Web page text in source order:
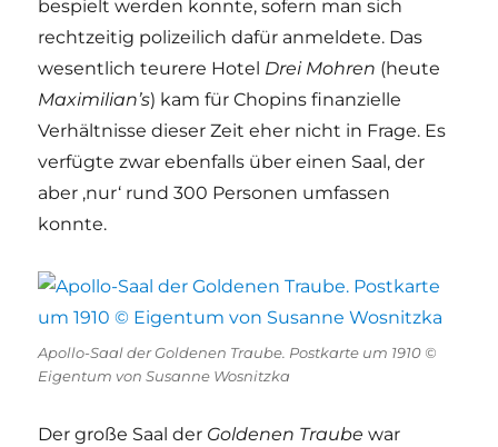
bespielt werden konnte, sofern man sich
rechtzeitig polizeilich dafür anmeldete. Das
wesentlich teurere Hotel Drei Mohren (heute
Maximilian’s) kam für Chopins finanzielle
Verhältnisse dieser Zeit eher nicht in Frage. Es
verfügte zwar ebenfalls über einen Saal, der
aber ‚nur‘ rund 300 Personen umfassen
konnte.
Apollo-Saal der Goldenen Traube. Postkarte um 1910 ©
Eigentum von Susanne Wosnitzka
Der große Saal der Goldenen Traube war